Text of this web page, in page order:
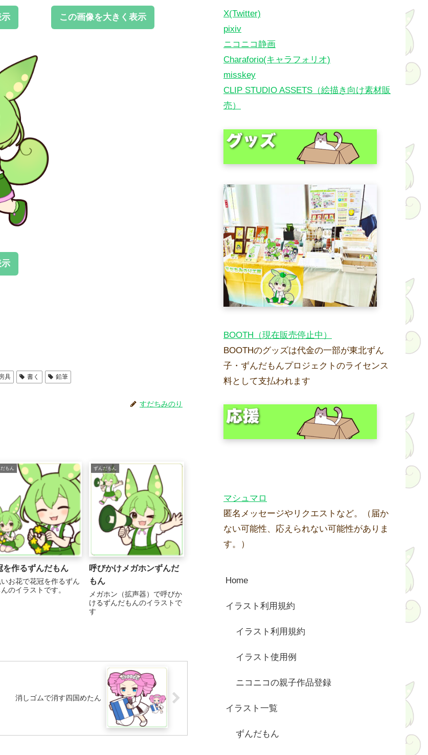
この画像を大きく表示
具 書く 鉛筆
すだちみのり
もん
を作るずんだもん
お花で花冠を作るずん
のイラストです。
ずんだもん
呼びかけメガホンずんだ
もん
メガホン（拡声器）で呼びか
けるずんだもんのイラストで
す
消しゴムで消す四国めたん
X(Twitter)
pixiv
ニコニコ静画
Charaforio(キャラフォリオ)
misskey
CLIP STUDIO ASSETS（絵描き向け素材販
売）
BOOTH（現在販売停止中）
BOOTHのグッズは代金の一部が東北ずん
子・ずんだもんプロジェクトのライセンス
料として支払われます
マシュマロ
匿名メッセージやリクエストなど。（届か
ない可能性、応えられない可能性がありま
す。）
Home
イラスト利用規約
イラスト利用規約
イラスト使用例
ニコニコの親子作品登録
イラスト一覧
ずんだもん